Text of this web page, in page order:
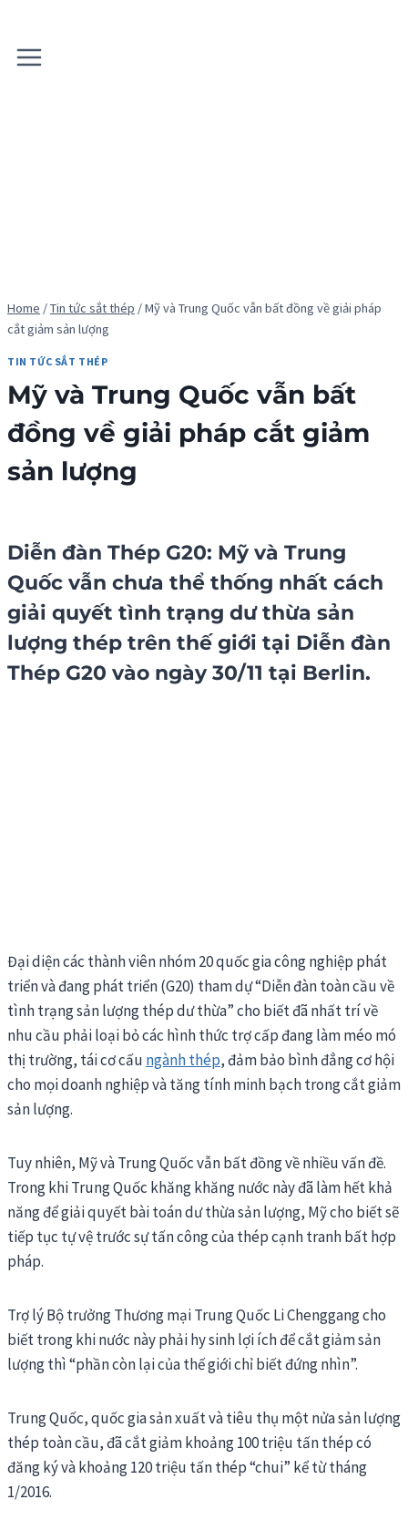
content
Home /Tin tức sắt thép /Mỹ và Trung Quốc vẫn bất đồng về giải pháp
cắt giảm sản lượng
TIN TỨC SẮT THÉP
Mỹ và Trung Quốc vẫn bất
đồng về giải pháp cắt giảm
sản lượng
Diễn đàn Thép G20: Mỹ và Trung
Quốc vẫn chưa thể thống nhất cách
giải quyết tình trạng dư thừa sản
lượng thép trên thế giới tại Diễn đàn
Thép G20 vào ngày 30/11 tại Berlin.
Đại diện các thành viên nhóm 20 quốc gia công nghiệp phát
triển và đang phát triển (G20) tham dự “Diễn đàn toàn cầu về
tình trạng sản lượng thép dư thừa” cho biết đã nhất trí về
nhu cầu phải loại bỏ các hình thức trợ cấp đang làm méo mó
thị trường, tái cơ cấu ngành thép, đảm bảo bình đẳng cơ hội
cho mọi doanh nghiệp và tăng tính minh bạch trong cắt giảm
sản lượng.
Tuy nhiên, Mỹ và Trung Quốc vẫn bất đồng về nhiều vấn đề.
Trong khi Trung Quốc khăng khăng nước này đã làm hết khả
năng để giải quyết bài toán dư thừa sản lượng, Mỹ cho biết sẽ
tiếp tục tự vệ trước sự tấn công của thép cạnh tranh bất hợp
pháp.
Trợ lý Bộ trưởng Thương mại Trung Quốc Li Chenggang cho
biết trong khi nước này phải hy sinh lợi ích để cắt giảm sản
lượng thì “phần còn lại của thế giới chỉ biết đứng nhìn”.
Trung Quốc, quốc gia sản xuất và tiêu thụ một nửa sản lượng
thép toàn cầu, đã cắt giảm khoảng 100 triệu tấn thép có
đăng ký và khoảng 120 triệu tấn thép “chui” kể từ tháng
1/2016.